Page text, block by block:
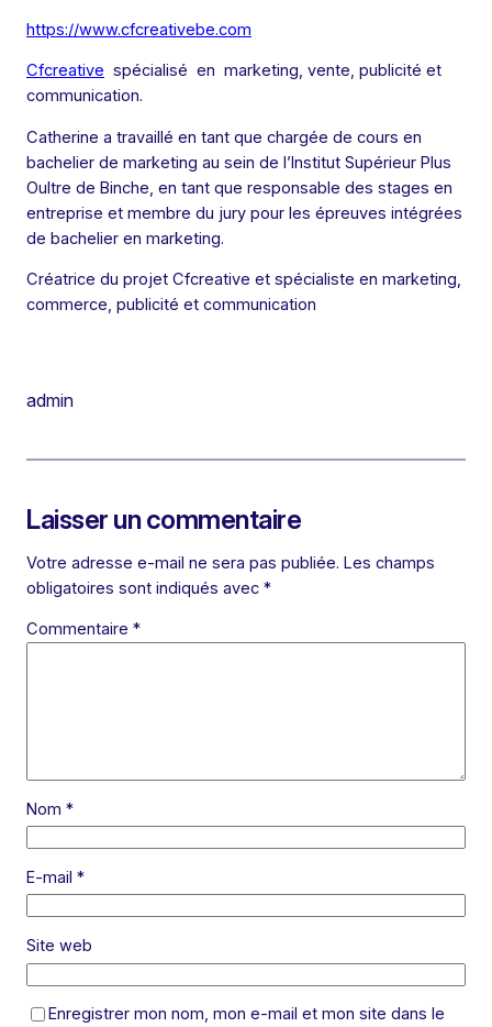
https://www.cfcreativebe.com
Cfcreative spécialisé en marketing, vente, publicité et
communication.
Catherine a travaillé en tant que chargée de cours en
bachelier de marketing au sein de l’Institut Supérieur Plus
Oultre de Binche, en tant que responsable des stages en
entreprise et membre du jury pour les épreuves intégrées
de bachelier en marketing.
Créatrice du projet Cfcreative et spécialiste en marketing,
commerce, publicité et communication
admin
Laisser un commentaire
Votre adresse e-mail ne sera pas publiée. Les champs
obligatoires sont indiqués avec *
Commentaire *
Nom *
E-mail *
Site web
Enregistrer mon nom, mon e-mail et mon site dans le